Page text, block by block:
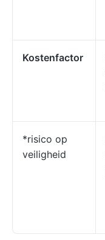
Kostenfactor
*risico op
veiligheid